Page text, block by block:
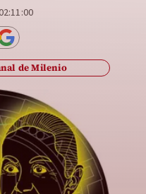
de Milenio